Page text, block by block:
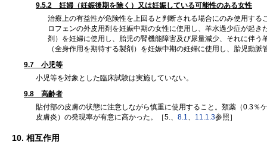
9.5.2 妊婦（妊娠後期を除く）又は妊娠している可能性のある女性
治療上の有益性が危険性を上回ると判断される場合にのみ使用す
ロフェンの外皮用剤を妊娠中期の女性に使用し、羊水過少症が起
剤）を妊婦に使用し、胎児の腎機能障害及び尿量減少、それに伴
（全身作用を期待する製剤）を妊娠中期の妊婦に使用し、胎児動
9.7 小児等
小児等を対象とした臨床試験は実施していない。
9.8 高齢者
貼付部の皮膚の状態に注意しながら慎重に使用すること。類薬（0.3
皮膚炎）の発現率が有意に高かった。［5.、 8.1 11.1.3参照］
10. 相互作用